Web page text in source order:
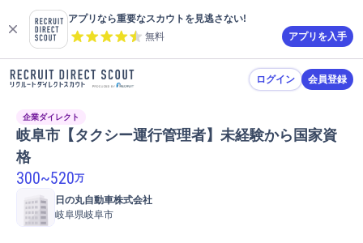
アプリなら重要なスカウトを見逃さない!
無料
アプリを入手
ログイン 会員登録
企業ダイレクト
岐阜市【タクシー運行管理者】未経験から国家資
格
300~520万
日の丸自動車株式会社
岐阜県岐阜市